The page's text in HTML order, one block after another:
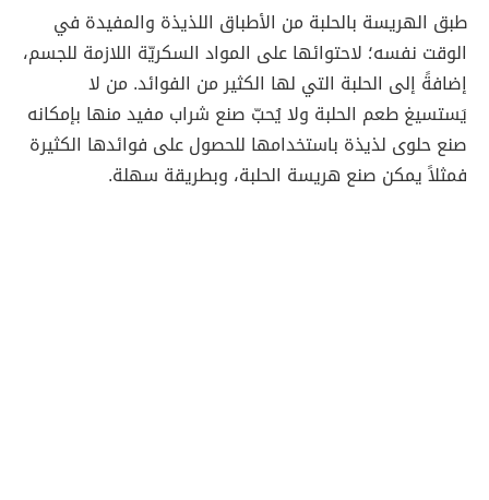
طبق الهريسة بالحلبة من الأطباق اللذيذة والمفيدة في
الوقت نفسه؛ لاحتوائها على المواد السكريّة اللازمة للجسم،
إضافةً إلى الحلبة التي لها الكثير من الفوائد. من لا
يَستسيغ طعم الحلبة ولا يُحبّ صنع شراب مفيد منها بإمكانه
صنع حلوى لذيذة باستخدامها للحصول على فوائدها الكثيرة
فمثلاً يمكن صنع هريسة الحلبة، وبطريقة سهلة.